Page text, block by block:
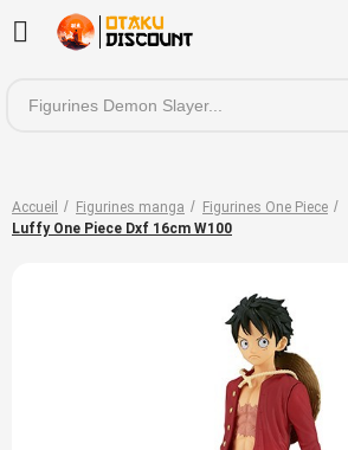
Accueil Figurines manga
Figurines One Piece
Luffy One Piece Dxf 16cm W100